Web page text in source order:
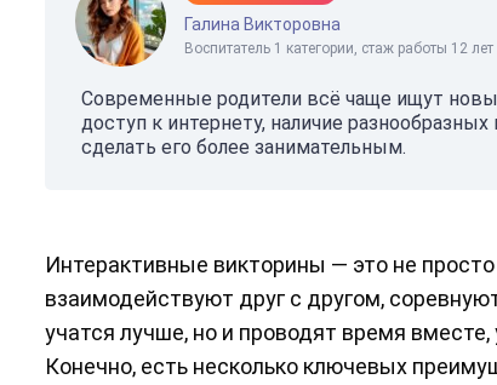
Галина Викторовна
Воспитатель 1 категории, стаж работы 12 лет
Современные родители всё чаще ищут
доступ к интернету, наличие
сделать его более занимательным.
Интерактивные викторины — это не
взаимодействуют друг с другом,
учатся лучше, но и проводят время
Конечно, есть несколько ключевых